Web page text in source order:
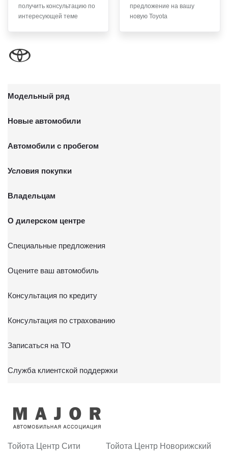
письменного заявления Обществу заказным почтовым
Алтуфьево, пр-д Автомобильный, стр. 5А/1.
получить консультацию по
интересующей теме
предложение на вашу
новую Toyota
Модельный ряд
Новые автомобили
Автомобили с пробегом
Условия покупки
Владельцам
О дилерском центре
Специальные предложения
Оцените ваш автомобиль
Консультация по кредиту
Консультация по страхованию
Записаться на ТО
Служба клиентской поддержки
Тойота Центр Сити Тойота Центр Новорижский